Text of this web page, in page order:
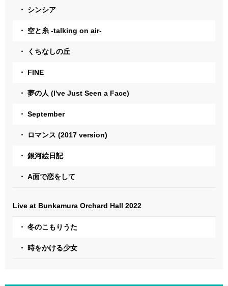
・ シンシア
・ 空と糸 -talking on air-
・ くちなしの丘
・ FINE
・ 夢の人 (I've Just Seen a Face)
・ September
・ ロマンス (2017 version)
・ 銀河絵日記
・ A面で恋をして
Live at Bunkamura Orchard Hall 2022
・ 冬のこもりうた
・ 時をかける少女